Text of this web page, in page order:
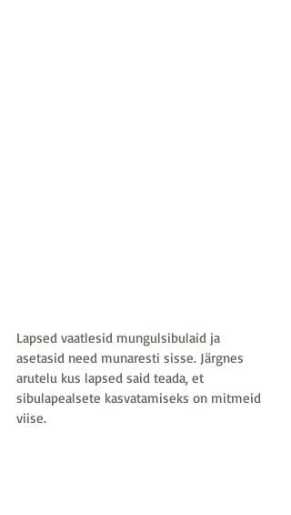
Lapsed vaatlesid mungulsibulaid ja
asetasid need munaresti sisse. Järgnes
arutelu kus lapsed said teada, et
sibulapealsete kasvatamiseks on mitmeid
viise.